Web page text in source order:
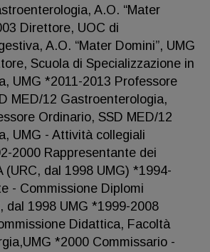
A.O. “Mater
Direttore, UOC di
A.O. “Mater Domini”, UMG
Scuola di Specializzazione in
UMG *2011-2013 Professore
MED/12 Gastroenterologia,
Ordinario, SSD MED/12
UMG - Attività collegiali
2000 Rappresentante dei
(URC, dal 1998 UMG) *1994-
- Commissione Diplomi
dal 1998 UMG *1999-2008
Didattica, Facoltà
*2000 Commissario -